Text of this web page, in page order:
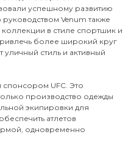
успешному развитию
Venum также
в стиле спортшик и
более широкий круг
уличный стиль и активный
спонсором UFC. Это
производство одежды
экипировки для
атлетов
одновременно